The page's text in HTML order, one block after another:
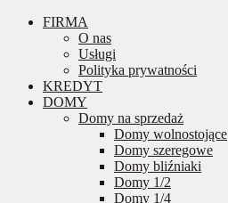
FIRMA
O nas
Usługi
Polityka prywatności
KREDYT
DOMY
Domy na sprzedaż
Domy wolnostojące
Domy szeregowe
Domy bliźniaki
Domy 1/2
Domy 1/4